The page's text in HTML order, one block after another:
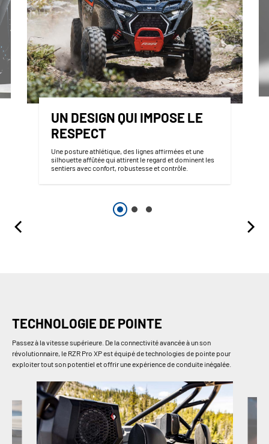
UN DESIGN QUI IMPOSE LE
RESPECT
Une posture athlétique, des lignes affirmées et une
silhouette affûtée qui attirent le regard et dominent les
sentiers avec confort, robustesse et contrôle.
TECHNOLOGIE DE POINTE
Passez à la vitesse supérieure. De la connectivité avancée à un son
révolutionnaire, le RZR Pro XP est équipé de technologies de pointe pour
exploiter tout son potentiel et offrir une expérience de conduite inégalée.